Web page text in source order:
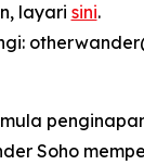
layari sini.
Soho